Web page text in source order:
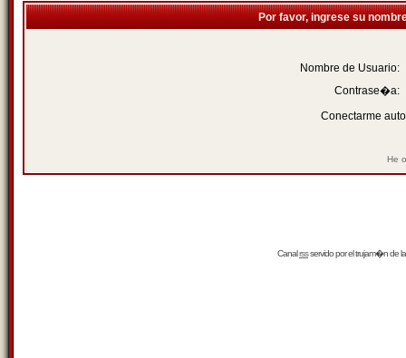
Por favor, ingrese su
Nombre de Usuario:
Contrase�a:
Conectarme
He
Canalrssservido por eltrujam�nde